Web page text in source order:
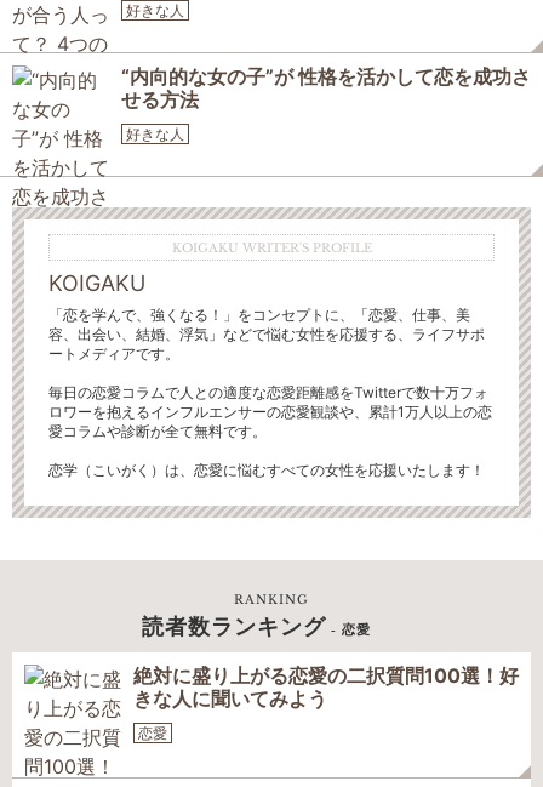
好きな人
“内向的な女の子”が 性格を活かして恋を成功さ
せる方法
好きな人
KOIGAKU WRITER'S PROFILE
KOIGAKU
「恋を学んで、強くなる！」をコンセプトに、「恋愛、仕事、美
容、出会い、結婚、浮気」などで悩む女性を応援する、ライフサポ
ートメディアです。
毎日の恋愛コラムで人との適度な恋愛距離感をTwitterで数十万フォ
ロワーを抱えるインフルエンサーの恋愛観談や、累計1万人以上の恋
愛コラムや診断が全て無料です。
恋学（こいがく）は、恋愛に悩むすべての女性を応援いたします！
RANKING
読者数ランキング - 恋愛
絶対に盛り上がる恋愛の二択質問100選！好
きな人に聞いてみよう
恋愛